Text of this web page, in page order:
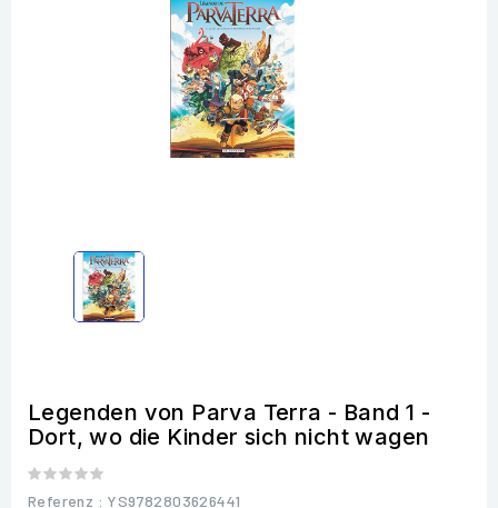
Legenden von Parva Terra - Band 1 -
Dort, wo die Kinder sich nicht wagen
Referenz : YS9782803626441